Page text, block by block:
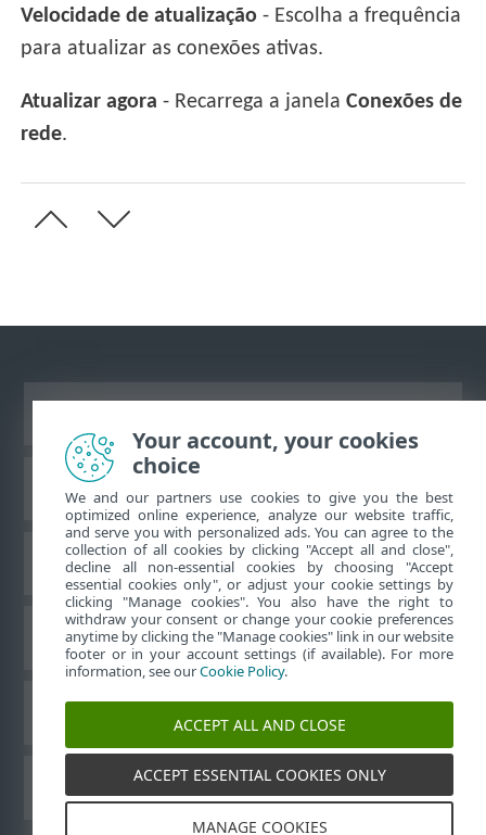
Velocidade de atualização - Escolha a frequência
para atualizar as conexões ativas.
Atualizar agora - Recarrega a janelaConexões de
rede.
Base de conhecimento da ESET
Fórum ESET
Suporte regional
Outros produtos ESET
Your account, your cookies
choice
We and our partners use cookies to give you the best
optimized online experience, analyze our website traffic,
and serve you with personalized ads. You can agree to the
collection of all cookies by clicking "Accept all and close",
decline all non-essential cookies by choosing "Accept
essential cookies only", or adjust your cookie settings by
clicking "Manage cookies". You also have the right to
withdraw your consent or change your cookie preferences
anytime by clicking the "Manage cookies" link in our website
footer or in your account settings (if available). For more
information, see ourCookie Policy.
ACCEPT ALL AND CLOSE
ACCEPT ESSENTIAL COOKIES ONLY
MANAGE COOKIES